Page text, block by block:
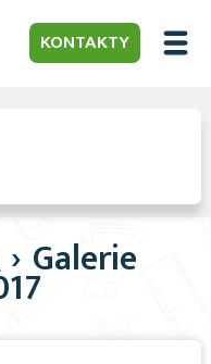
KONTAKTY
› Galerie